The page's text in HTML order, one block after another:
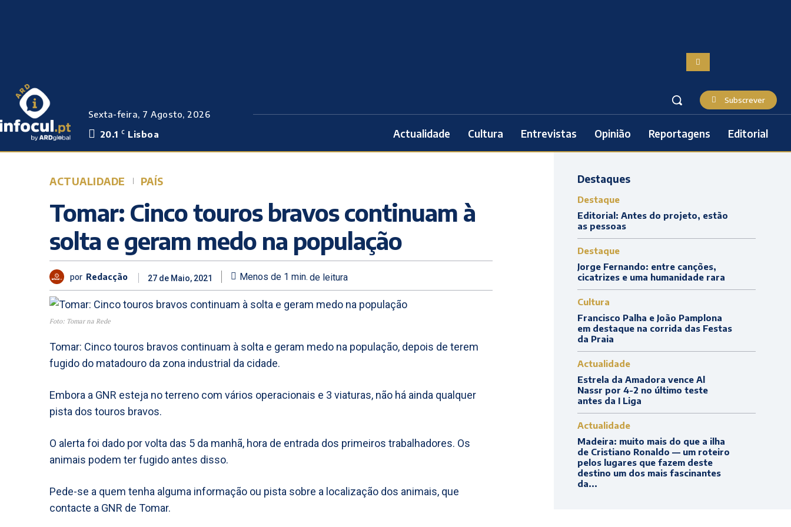
Sexta-feira, 7 Agosto, 2026
20.1 C Lisboa
Subscrever
Actualidade Cultura Entrevistas Opinião Reportagens Editorial
ACTUALIDADE PAÍS
Tomar: Cinco touros bravos continuam à
solta e geram medo na população
por Redacção 27 de Maio, 2021 Menos de 1 min. de leitura
Foto: Tomar na Rede
Tomar: Cinco touros bravos continuam à solta e geram medo na população, depois de terem
fugido do matadouro da zona industrial da cidade.
Embora a GNR esteja no terreno com vários operacionais e 3 viaturas, não há ainda qualquer
pista dos touros bravos.
O alerta foi dado por volta das 5 da manhã, hora de entrada dos primeiros trabalhadores. Os
animais podem ter fugido antes disso.
Pede-se a quem tenha alguma informação ou pista sobre a localização dos animais, que
contacte a GNR de Tomar.
Destaques
Destaque
Editorial: Antes do projeto, estão
as pessoas
Destaque
Jorge Fernando: entre canções,
cicatrizes e uma humanidade rara
Cultura
Francisco Palha e João Pamplona
em destaque na corrida das Festas
da Praia
Actualidade
Estrela da Amadora vence Al
Nassr por 4-2 no último teste
antes da I Liga
Actualidade
Madeira: muito mais do que a ilha
de Cristiano Ronaldo — um roteiro
pelos lugares que fazem deste
destino um dos mais fascinantes
da...